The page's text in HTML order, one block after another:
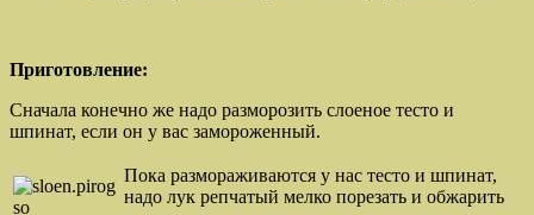
Приготовление:
Сначала конечно же надо разморозить слоеное тесто и
шпинат, если он у вас замороженный.
Пока размораживаются у нас тесто и шпинат,
надо лук репчатый мелко порезать и обжарить